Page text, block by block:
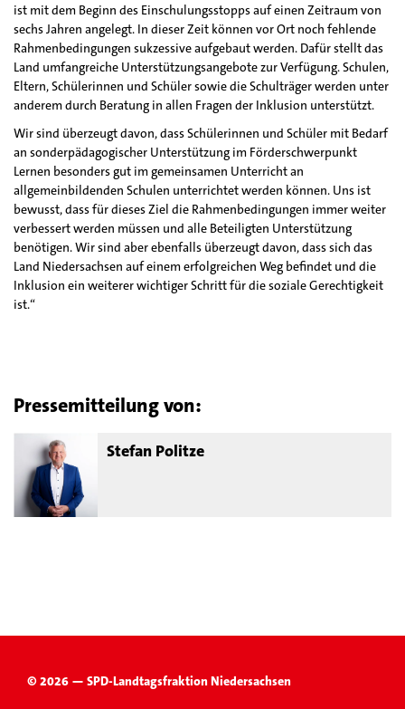
ist mit dem Beginn des Einschulungsstopps auf einen Zeitraum von
sechs Jahren angelegt. In dieser Zeit können vor Ort noch fehlende
Rahmenbedingungen sukzessive aufgebaut werden. Dafür stellt das
Land umfangreiche Unterstützungsangebote zur Verfügung. Schulen,
Eltern, Schülerinnen und Schüler sowie die Schulträger werden unter
anderem durch Beratung in allen Fragen der Inklusion unterstützt.
Wir sind überzeugt davon, dass Schülerinnen und Schüler mit Bedarf
an sonderpädagogischer Unterstützung im Förderschwerpunkt
Lernen besonders gut im gemeinsamen Unterricht an
allgemeinbildenden Schulen unterrichtet werden können. Uns ist
bewusst, dass für dieses Ziel die Rahmenbedingungen immer weiter
verbessert werden müssen und alle Beteiligten Unterstützung
benötigen. Wir sind aber ebenfalls überzeugt davon, dass sich das
Land Niedersachsen auf einem erfolgreichen Weg befindet und die
Inklusion ein weiterer wichtiger Schritt für die soziale Gerechtigkeit
ist.“
Pressemitteilung von:
Stefan Politze
© 2026 — SPD-Landtagsfraktion Niedersachsen